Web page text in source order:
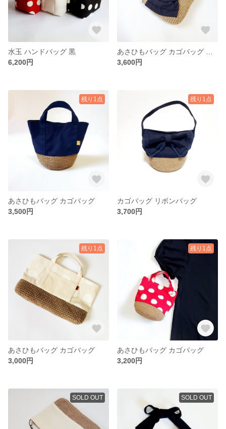
水玉 ハンドバッグ 黒
6,200円
3,600円
残り1点
あさひもバッグ カゴバッグ
3,500円
残り1点
カゴバッグ リボンバッグ
3,700円
残り1点
あさひもバッグ カゴバッグ
3,000円
残り1点
あさひもバッグ カゴバッグ
3,200円
SOLD OUT SOLD OUT